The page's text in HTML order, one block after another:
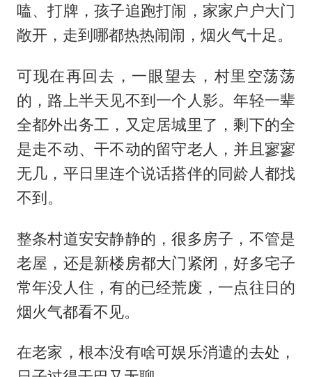
嗑、打牌，孩子追跑打闹，家家户户大门
敞开，走到哪都热热闹闹，烟火气十足。
可现在再回去，一眼望去，村里空荡荡
的，路上半天见不到一个人影。年轻一辈
全都外出务工，又定居城里了，剩下的全
是走不动、干不动的留守老人，并且寥寥
无几，平日里连个说话搭伴的同龄人都找
不到。
整条村道安安静静的，很多房子，不管是
老屋，还是新楼房都大门紧闭，好多宅子
常年没人住，有的已经荒废，一点往日的
烟火气都看不见。
在老家，根本没有啥可娱乐消遣的去处，